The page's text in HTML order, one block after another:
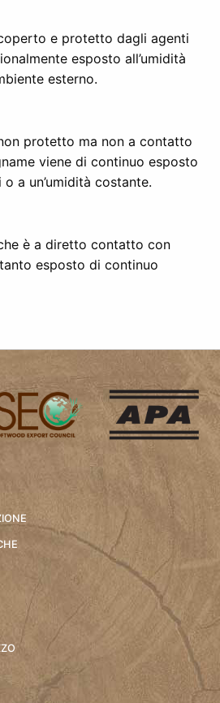
e protetto dagli agenti
esposto all’umidità
esterno.
protetto ma non a contatto
viene di continuo esposto
a un’umidità costante.
è a diretto contatto con
esposto di continuo